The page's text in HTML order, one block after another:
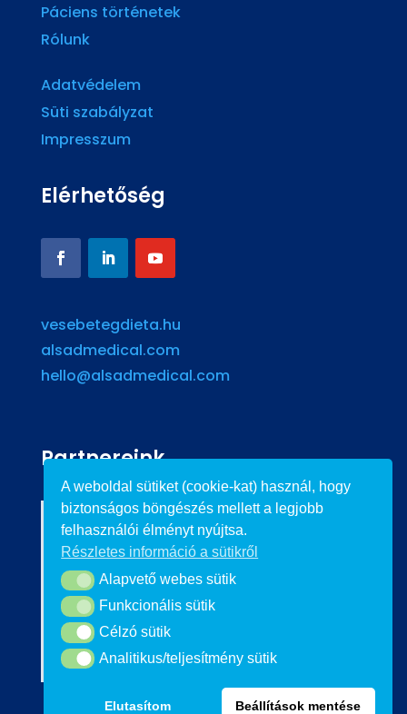
Páciens történetek
Rólunk
Adatvédelem
Süti szabályzat
Impresszum
Elérhetőség
vesebetegdieta.hu
alsadmedical.com
hello@alsadmedical.com
Partnereink
A weboldal sütiket (cookie-kat) használ, hogy
biztonságos böngészés mellett a legjobb
felhasználói élményt nyújtsa.
Részletes információ a sütikről
Alapvető webes sütik
Alapvető webes sütik
Funkcionális sütik
Funkcionális sütik
Célzó sütikCélzó sütik
Analitikus/teljesítmény sütik
Analitikus/teljesítmény sütik
Elutasítom Beállítások mentése